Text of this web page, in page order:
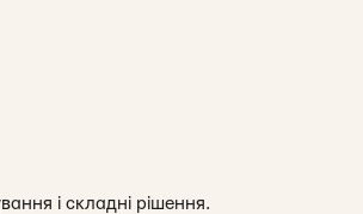
і складні рішення.